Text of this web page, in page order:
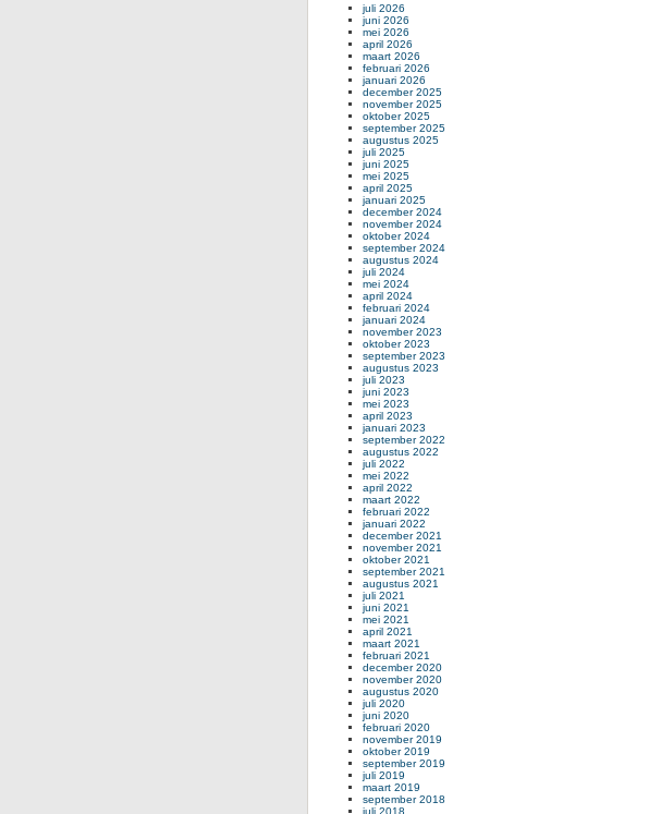
juli 2026
juni 2026
mei 2026
april 2026
maart 2026
februari 2026
januari 2026
december 2025
november 2025
oktober 2025
september 2025
augustus 2025
juli 2025
juni 2025
mei 2025
april 2025
januari 2025
december 2024
november 2024
oktober 2024
september 2024
augustus 2024
juli 2024
mei 2024
april 2024
februari 2024
januari 2024
november 2023
oktober 2023
september 2023
augustus 2023
juli 2023
juni 2023
mei 2023
april 2023
januari 2023
september 2022
augustus 2022
juli 2022
mei 2022
april 2022
maart 2022
februari 2022
januari 2022
december 2021
november 2021
oktober 2021
september 2021
augustus 2021
juli 2021
juni 2021
mei 2021
april 2021
maart 2021
februari 2021
december 2020
november 2020
augustus 2020
juli 2020
juni 2020
februari 2020
november 2019
oktober 2019
september 2019
juli 2019
maart 2019
september 2018
juli 2018